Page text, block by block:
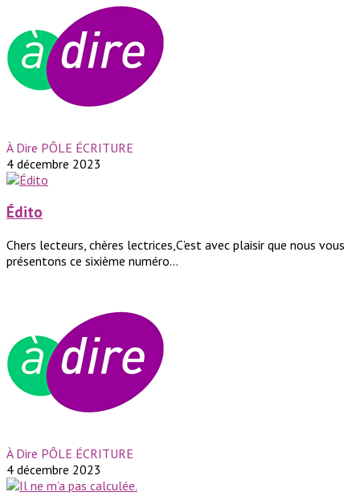
À Dire PÔLE ÉCRITURE
4 décembre 2023
Édito
Chers lecteurs, chères lectrices,C’est avec plaisir que nous vous
présentons ce sixième numéro...
À Dire PÔLE ÉCRITURE
4 décembre 2023